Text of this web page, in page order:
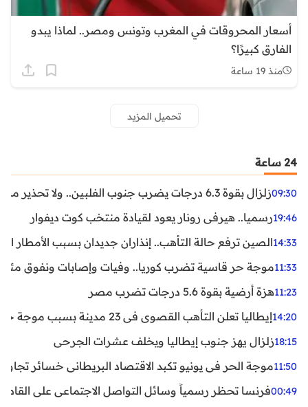
أسعار المحروقات في المغرب وتونس ومصر.. لماذا يبدو
الفارق كبيرًا؟
منذ 19 ساعة
تحميل المزيد
24 ساعة
09:30زلزال بقوة 6.3 درجات يضرب جنوب الفلبين.. ولا تحذير من تسونامي حتى الآن
19:46رسميا.. هيرفي رونار يعود لقيادة منتخب كوت ديفوار
14:33الصين ترفع حالة التأهب.. إنذاران جديدان بسبب الأمطار
11:33موجة حر قاسية تضرب كوريا.. وفيات وإصابات ونفوق مئات
11:23هزة أرضية بقوة 5.6 درجات تضرب مصر
14:20إيطاليا تعلن التأهب القصوى في 23 مدينة بسبب موجة حر شديدة
18:15زلزال يهز جنوب إيطاليا ويخلف عشرات الجرحى
11:50موجة الحر في يونيو تكبد الاقتصاد البريطاني خسائر تجاوزت 1.5 مليار
00:49فرنسا تحظر رسمياً وسائل التواصل الاجتماعي على القاصرين